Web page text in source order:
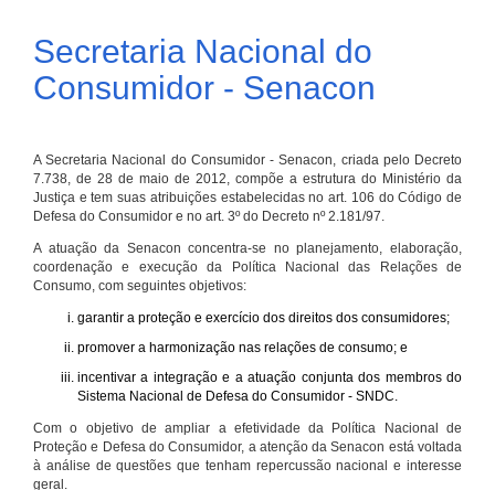
Secretaria Nacional do
Consumidor - Senacon
A Secretaria Nacional do Consumidor - Senacon, criada pelo Decreto
7.738, de 28 de maio de 2012, compõe a estrutura do Ministério da
Justiça e tem suas atribuições estabelecidas no art. 106 do Código de
Defesa do Consumidor e no art. 3º do Decreto nº 2.181/97.
A atuação da Senacon concentra-se no planejamento, elaboração,
coordenação e execução da Política Nacional das Relações de
Consumo, com seguintes objetivos:
garantir a proteção e exercício dos direitos dos consumidores;
promover a harmonização nas relações de consumo; e
incentivar a integração e a atuação conjunta dos membros do
Sistema Nacional de Defesa do Consumidor - SNDC.
Com o objetivo de ampliar a efetividade da Política Nacional de
Proteção e Defesa do Consumidor, a atenção da Senacon está voltada
à análise de questões que tenham repercussão nacional e interesse
geral.